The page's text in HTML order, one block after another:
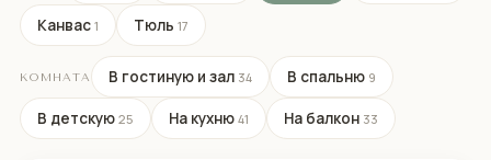
Канвас 1 Тюль 17
КОМНАТА В гостиную и зал 34 В спальню 9
В детскую 25 На кухню 41 На балкон 33